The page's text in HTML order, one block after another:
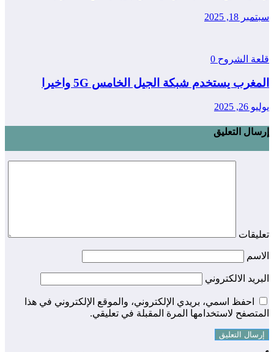
سبتمبر 18, 2025
قلعة الشروح 0
المغرب يستخدم شبكة الجيل الخامس 5G واخيرا
يوليو 26, 2025
إرسال التعليق
تعليقات
الاسم
البريد الالكتروني
احفظ اسمي، بريدي الإلكتروني، والموقع الإلكتروني في هذا
المتصفح لاستخدامها المرة المقبلة في تعليقي.